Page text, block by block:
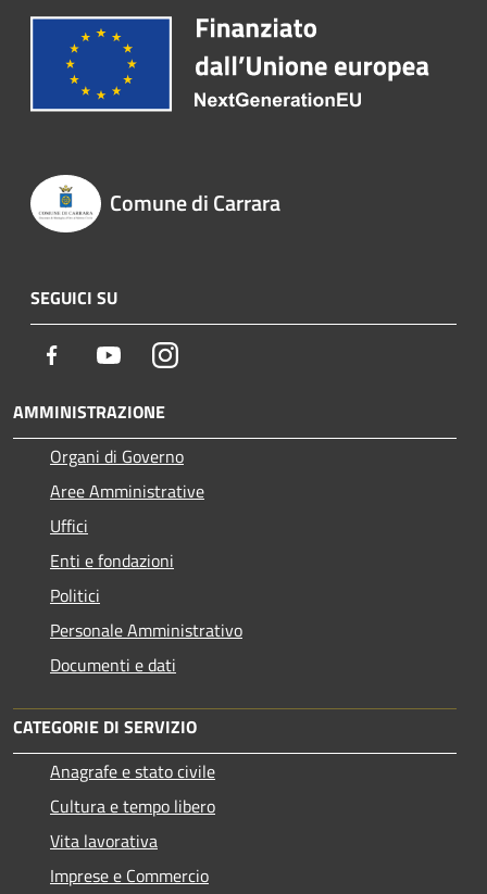
Comune di Carrara
SEGUICI SU
Facebook YoutubeInstagram
AMMINISTRAZIONE
Organi di Governo
Aree Amministrative
Uffici
Enti e fondazioni
Politici
Personale Amministrativo
Documenti e dati
CATEGORIE DI SERVIZIO
Anagrafe e stato civile
Cultura e tempo libero
Vita lavorativa
Imprese e Commercio